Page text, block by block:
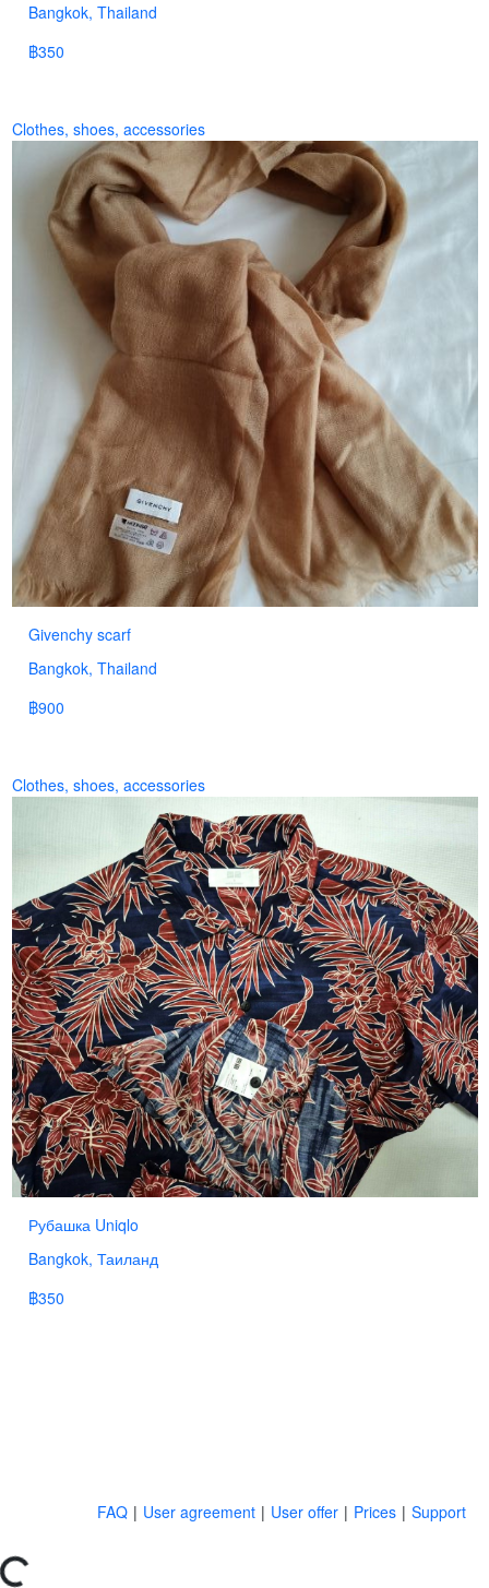
Bangkok, Thailand
฿350
Clothes, shoes, accessories
Givenchy scarf
Bangkok, Thailand
฿900
Clothes, shoes, accessories
Рубашка Uniqlo
Bangkok, Таиланд
฿350
FAQ | User agreement | User offer | Prices | Support